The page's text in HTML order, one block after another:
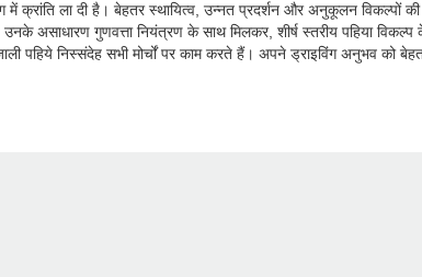
क्रांति ला दी है। बेहतर स्थायित्व, उन्नत प्रदर्शन और अनुकूलन विकल्पों
उनके असाधारण गुणवत्ता नियंत्रण के साथ मिलकर, शीर्ष स्तरीय पहिया
पहिये निस्संदेह सभी मोर्चों पर काम करते हैं। अपने ड्राइविंग अनुभव को